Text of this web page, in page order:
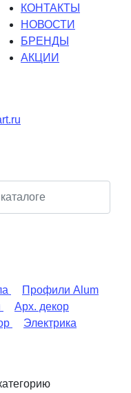
КОНТАКТЫ
НОВОСТИ
БРЕНДЫ
АКЦИИ
Профили Alum
Арх. декор
Электрика